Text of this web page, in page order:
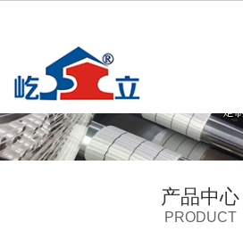
产品中心
PRODUCT